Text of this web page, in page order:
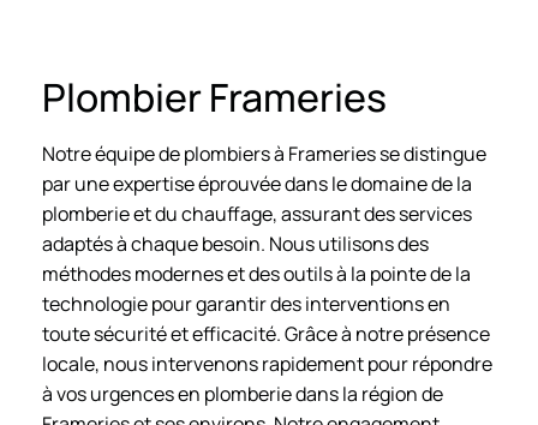
Plombier Frameries
Notre équipe de plombiers à Frameries se distingue
par une expertise éprouvée dans le domaine de la
plomberie et du chauffage, assurant des services
adaptés à chaque besoin. Nous utilisons des
méthodes modernes et des outils à la pointe de la
technologie pour garantir des interventions en
toute sécurité et efficacité. Grâce à notre présence
locale, nous intervenons rapidement pour répondre
à vos urgences en plomberie dans la région de